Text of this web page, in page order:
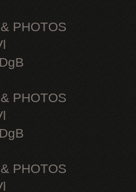
PHOTOS
PHOTOS
PHOTOS